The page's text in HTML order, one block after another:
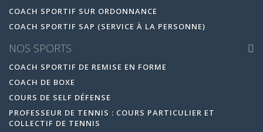
COACH SPORTIF SUR ORDONNANCE
COACH SPORTIF SAP (SERVICE À LA PERSONNE)
NOS SPORTS
COACH SPORTIF DE REMISE EN FORME
COACH DE BOXE
COURS DE SELF DÉFENSE
PROFESSEUR DE TENNIS : COURS PARTICULIER ET
COLLECTIF DE TENNIS